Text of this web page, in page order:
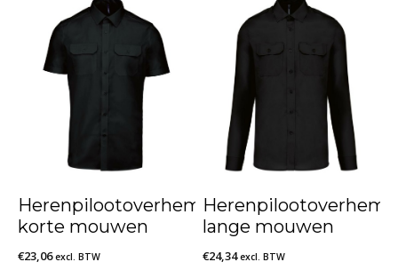
product
heeft
meerdere
variaties.
gekozen
product
heeft
meerdere
variaties.
Deze
optie
gekozen
Herenpilootoverhemd
korte mouwen
€23,06 excl. BTW
Herenpilootoverhemd
lange mouwen
€24,34 excl. BTW